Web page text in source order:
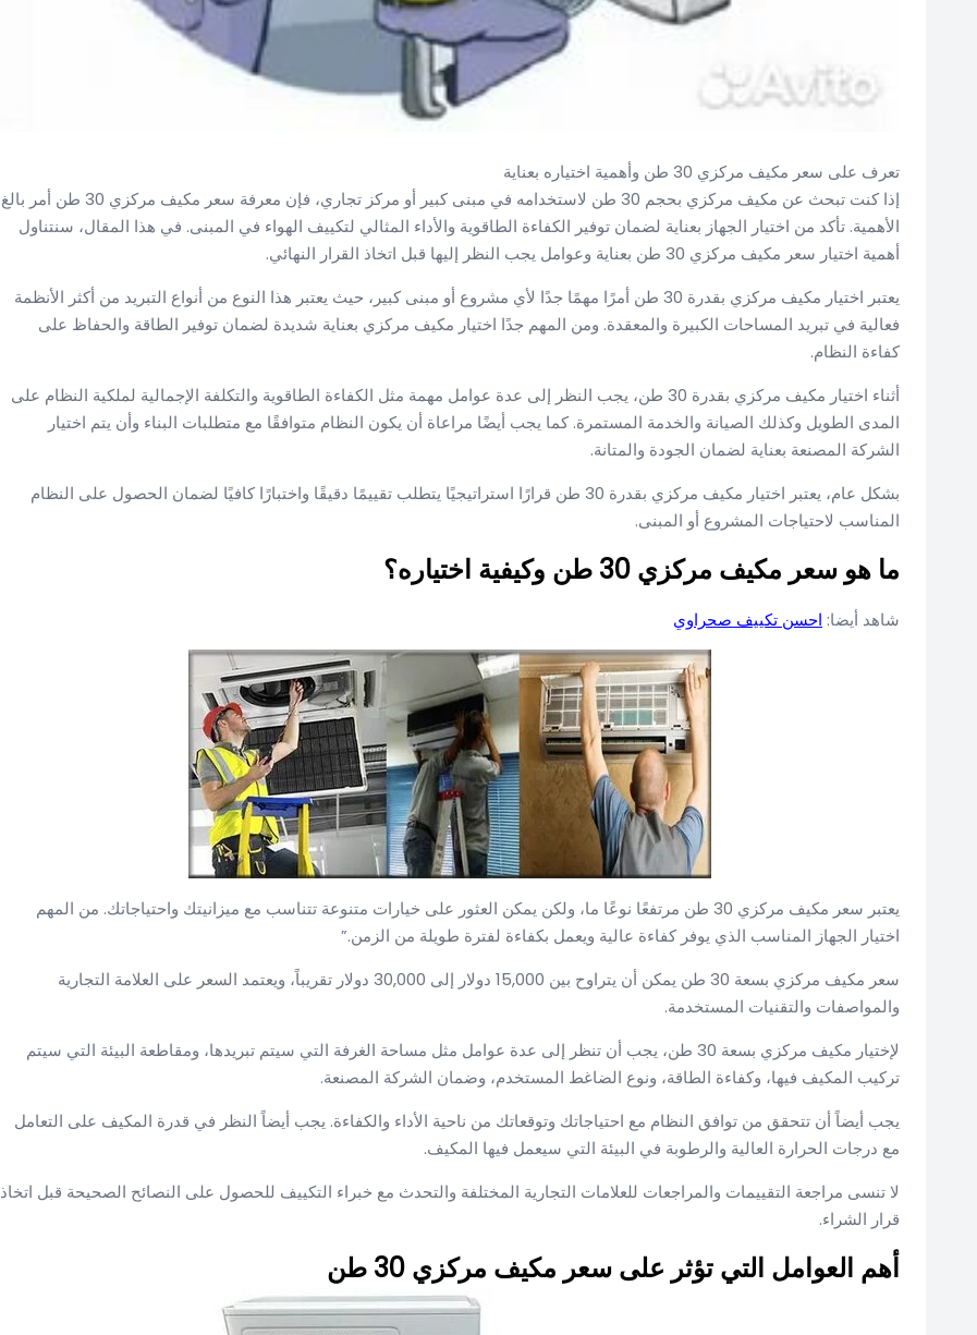
تعرف على سعر مكيف مركزي 30 طن وأهمية اختياره بعناية
إذا كنت تبحث عن مكيف مركزي بحجم 30 طن لاستخدامه في مبنى كبير أو مركز تجاري، فإن معرفة سعر مكيف مركزي 30 طن أمر بالغ
الأهمية. تأكد من اختيار الجهاز بعناية لضمان توفير الكفاءة الطاقوية والأداء المثالي لتكييف الهواء في المبنى. في هذا المقال، سنتناول
أهمية اختيار سعر مكيف مركزي 30 طن بعناية وعوامل يجب النظر إليها قبل اتخاذ القرار النهائي.
يعتبر اختيار مكيف مركزي بقدرة 30 طن أمرًا مهمًا جدًا لأي مشروع أو مبنى كبير، حيث يعتبر هذا النوع من أنواع التبريد من أكثر الأنظمة
فعالية في تبريد المساحات الكبيرة والمعقدة. ومن المهم جدًا اختيار مكيف مركزي بعناية شديدة لضمان توفير الطاقة والحفاظ على
كفاءة النظام.
أثناء اختيار مكيف مركزي بقدرة 30 طن، يجب النظر إلى عدة عوامل مهمة مثل الكفاءة الطاقوية والتكلفة الإجمالية لملكية النظام على
المدى الطويل وكذلك الصيانة والخدمة المستمرة. كما يجب أيضًا مراعاة أن يكون النظام متوافقًا مع متطلبات البناء وأن يتم اختيار
الشركة المصنعة بعناية لضمان الجودة والمتانة.
بشكل عام، يعتبر اختيار مكيف مركزي بقدرة 30 طن قرارًا استراتيجيًا يتطلب تقييمًا دقيقًا واختبارًا كافيًا لضمان الحصول على النظام
المناسب لاحتياجات المشروع أو المبنى.
ما هو سعر مكيف مركزي 30 طن وكيفية اختياره؟
شاهد أيضا: احسن تكييف صحراوي
يعتبر سعر مكيف مركزي 30 طن مرتفعًا نوعًا ما، ولكن يمكن العثور على خيارات متنوعة تتناسب مع ميزانيتك واحتياجاتك. من المهم
اختيار الجهاز المناسب الذي يوفر كفاءة عالية ويعمل بكفاءة لفترة طويلة من الزمن.”
سعر مكيف مركزي بسعة 30 طن يمكن أن يتراوح بين 15,000 دولار إلى 30,000 دولار تقريباً، ويعتمد السعر على العلامة التجارية
والمواصفات والتقنيات المستخدمة.
لإختيار مكيف مركزي بسعة 30 طن، يجب أن تنظر إلى عدة عوامل مثل مساحة الغرفة التي سيتم تبريدها، ومقاطعة البيئة التي سيتم
تركيب المكيف فيها، وكفاءة الطاقة، ونوع الضاغط المستخدم، وضمان الشركة المصنعة.
يجب أيضاً أن تتحقق من توافق النظام مع احتياجاتك وتوقعاتك من ناحية الأداء والكفاءة. يجب أيضاً النظر في قدرة المكيف على التعامل
مع درجات الحرارة العالية والرطوبة في البيئة التي سيعمل فيها المكيف.
لا تنسى مراجعة التقييمات والمراجعات للعلامات التجارية المختلفة والتحدث مع خبراء التكييف للحصول على النصائح الصحيحة قبل اتخاذ
قرار الشراء.
أهم العوامل التي تؤثر على سعر مكيف مركزي 30 طن